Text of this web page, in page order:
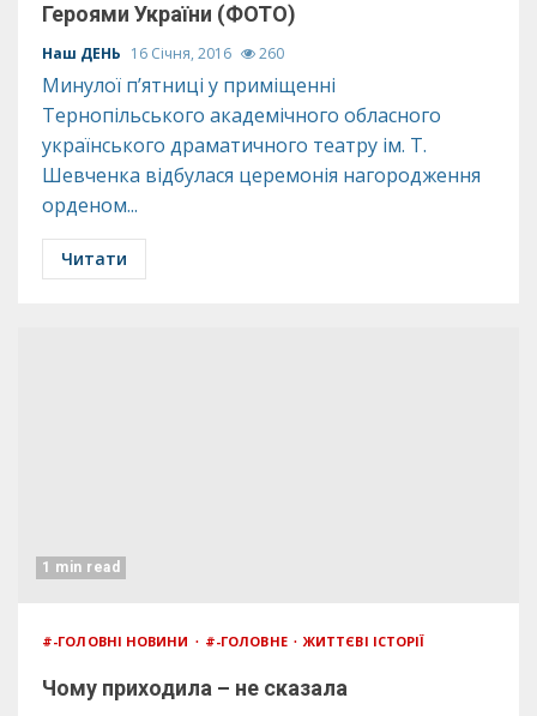
Героями України (ФОТО)
Наш ДЕНЬ 16 Січня, 2016 260
Минулої п’ятниці у приміщенні
Тернопільського академічного обласного
українського драматичного театру ім. Т.
Шевченка відбулася церемонія нагородження
орденом...
Читати
1 min read
#-ГОЛОВНІ НОВИНИ #-ГОЛОВНЕ ЖИТТЄВІ ІСТОРІЇ
Чому приходила – не сказала